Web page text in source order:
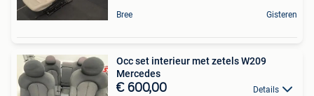
Bree Gisteren
Occ set interieur met zetels W209
Mercedes
€ 600,00 Details